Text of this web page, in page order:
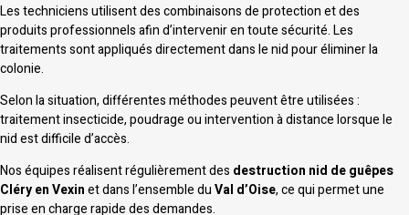
Les techniciens utilisent des combinaisons de protection et des
produits professionnels afin d’intervenir en toute sécurité. Les
traitements sont appliqués directement dans le nid pour éliminer la
colonie.
Selon la situation, différentes méthodes peuvent être utilisées :
traitement insecticide, poudrage ou intervention à distance lorsque le
nid est difficile d’accès.
Nos équipes réalisent régulièrement des destruction nid de guêpes
Cléry en Vexinet dans l’ensemble duVal d’Oise, ce qui permet une
prise en charge rapide des demandes.